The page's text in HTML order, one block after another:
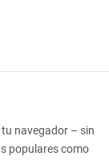
navegador – sin
populares como